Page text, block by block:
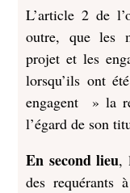
L’article 2 de
outre, que les
projet et les
lorsqu’ils ont
engagent » la
l’égard de son
En second lieu,
des requérants